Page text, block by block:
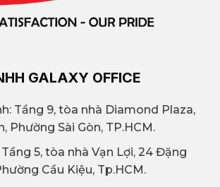
GALAXY OFFICE
Tầng 9, tòa nhà Diamond Plaza,
Phường Sài Gòn, TP.HCM.
ầng 5, tòa nhà Vạn Lợi, 24 Đặng
Cầu Kiệu, Tp.HCM.